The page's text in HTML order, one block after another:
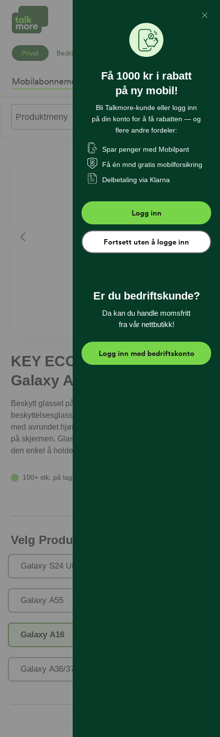
Mine Sider
Privat Bedrift
Mobilabonnement Mobiltelefoner InternettSikkerhet
Produktmeny
KEY ECO Glass Samsung
Galaxy A16
Beskytt glasset på mobilen mot riper med transparent
beskyttelsesglass. Tynt kjemisk temperert herdet glass
med avrundet hjørner som legger seg litt nedover kanten
på skjermen. Glasset etterlater ingen fingeravtrykk og
den enkel å holde ren.
100+ stk. på lager
Velg Produktfamilie
Galaxy S24 Ultra
Galaxy A55
Galaxy A16
Galaxy A36/37/56/57
Få 1000 kr i rabatt
på ny mobil!
Bli Talkmore-kunde eller logg inn
på din konto for å få rabatten — og
flere andre fordeler:
Spar penger med Mobilpant
Få én mnd gratis mobilforsikring
Delbetaling via Klarna
Logg inn
Fortsett uten å logge inn
Er du bedriftskunde?
Da kan du handle momsfritt
fra vår nettbutikk!
Logg inn med bedriftskonto